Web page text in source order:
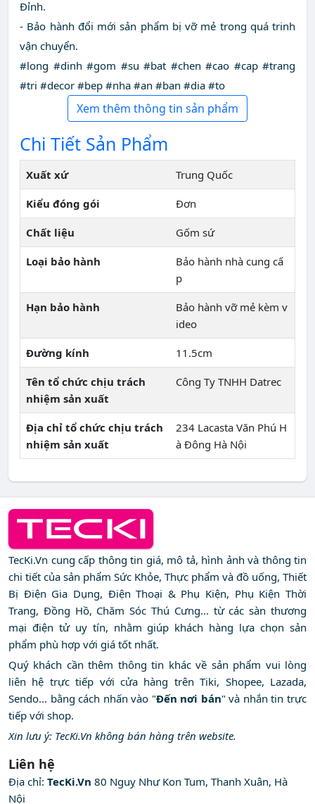
Đỉnh.
- Bảo hành đổi mới sản phẩm bị vỡ mẻ trong quá trinh
vận chuyển.
#long #dinh #gom #su #bat #chen #cao #cap #trang
#tri #decor #bep #nha #an #ban #dia #to
Xem thêm thông tin sản phẩm
Chi Tiết Sản Phẩm
Xuất xứ Trung Quốc
Kiểu đóng gói Đơn
Chất liệu Gốm sứ
Loại bảo hành
Bảo hành nhà cung cấ
p
Hạn bảo hành
Bảo hành vỡ mẻ kèm v
ideo
Đường kính 11.5cm
Tên tổ chức chịu trách
nhiệm sản xuất
Công Ty TNHH Datrec
Địa chỉ tổ chức chịu trách
nhiệm sản xuất
234 Lacasta Văn Phú H
à Đông Hà Nội
TecKi.Vn cung cấp thông tin giá, mô tả, hình ảnh và thông tin
chi tiết của sản phẩm Sức Khỏe, Thực phẩm và đồ uống, Thiết
Bị Điện Gia Dụng, Điện Thoại & Phụ Kiện, Phụ Kiện Thời
Trang, Đồng Hồ, Chăm Sóc Thú Cưng... từ các sàn thương
mại điện tử uy tín, nhằm giúp khách hàng lựa chọn sản
phẩm phù hợp với giá tốt nhất.
Quý khách cần thêm thông tin khác về sản phẩm vui lòng
liên hệ trực tiếp với cửa hàng trên Tiki, Shopee, Lazada,
Sendo... bằng cách nhấn vào "Đến nơi bán" và nhắn tin trực
tiếp với shop.
Xin lưu ý: TecKi.Vn không bán hàng trên website.
Liên hệ
Địa chỉ: TecKi.Vn 80 Nguỵ Như Kon Tum, Thanh Xuân, Hà
Nội